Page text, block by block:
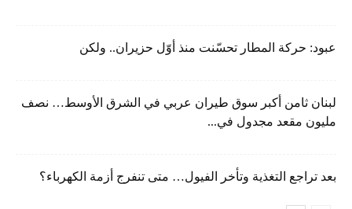
عبود: حركة المطار تحسّنت منذ أوّل حزيران.. ولكن
لبنان ثامن أكبر سوق طيران عربي في الشرق الأوسط… نصف
مليون مقعد مجدول في...
بعد تراجع التغذية وتأخر الفيول… متى تنفرج أزمة الكهرباء؟